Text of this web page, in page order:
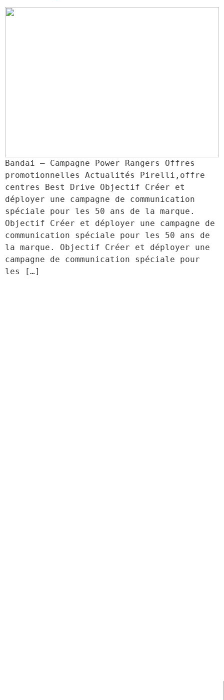
Bandai – Campagne Power Rangers Offres
promotionnelles Actualités Pirelli,offre
centres Best Drive Objectif Créer et
déployer une campagne de communication
spéciale pour les 50 ans de la marque.
Objectif Créer et déployer une campagne de
communication spéciale pour les 50 ans de
la marque. Objectif Créer et déployer une
campagne de communication spéciale pour
les […]